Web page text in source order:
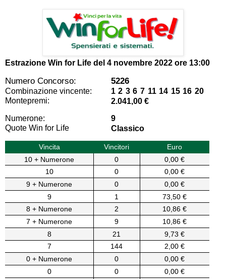
Estrazione Win for Life del 4 novembre 2022 ore 13:00
Numero Concorso: 5226
Combinazione vincente:
1 2 3 6 7 11 14 15 16 20
Montepremi:
2.041,00 €
Numerone:
9
Quote Win for Life
Classico
Vincita Vincitori
Euro
10 + Numerone
0
0,00 €
10
0
0,00 €
9 + Numerone
0
0,00 €
9
1
73,50 €
8 + Numerone
2
10,86 €
7 + Numerone
9
10,86 €
8
21
9,73 €
7
144
2,00 €
0 + Numerone
0
0,00 €
0
0
0,00 €